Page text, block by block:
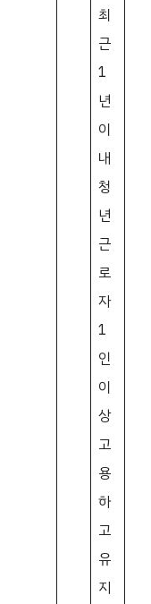
최
근
1
년
이
내
청
년
근
로
자
1
인
이
상
고
용
하
고
유
지